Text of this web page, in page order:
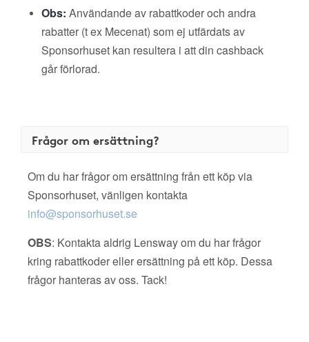
Obs: Användande av rabattkoder och andra
rabatter (t ex Mecenat) som ej utfärdats av
Sponsorhuset kan resultera i att din cashback
går förlorad.
Frågor om ersättning?
Om du har frågor om ersättning från ett köp via
Sponsorhuset, vänligen kontakta
info@sponsorhuset.se
OBS: Kontakta aldrig Lensway om du har frågor
kring rabattkoder eller ersättning på ett köp. Dessa
frågor hanteras av oss. Tack!